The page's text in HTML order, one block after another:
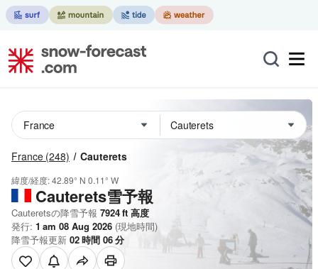
France (248) Cauterets
緯度/経度:42.89° N 0.11° W
Cauterets雪予報
Cauteretsの降雪予報 7924ft 高度
発行: 1 am 08 Aug 2026 (現地時間)
降雪予報更新 02時間 06分